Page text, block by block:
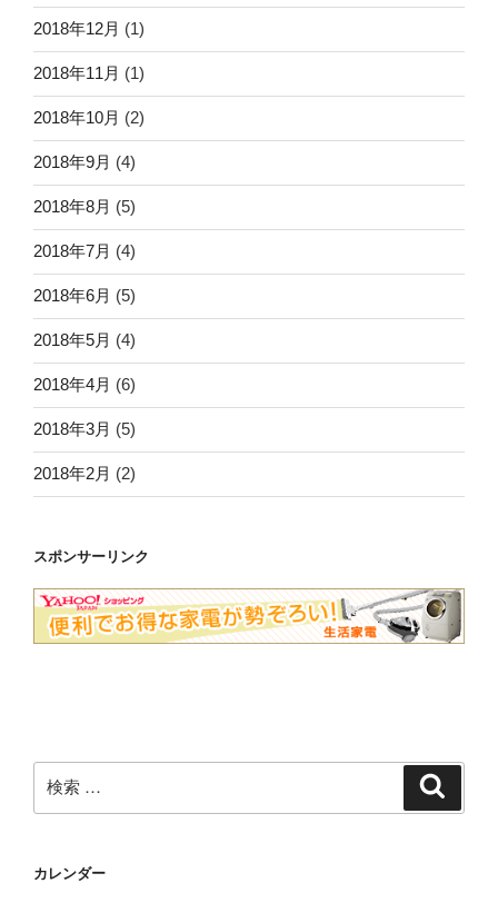
2018年12月 (1)
2018年11月 (1)
2018年10月 (2)
2018年9月 (4)
2018年8月 (5)
2018年7月 (4)
2018年6月 (5)
2018年5月 (4)
2018年4月 (6)
2018年3月 (5)
2018年2月 (2)
スポンサーリンク
索:
カレンダー